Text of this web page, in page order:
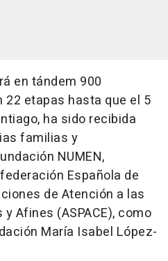
en tándem 900
etapas hasta que el 5
ha sido recibida
familias y
NUMEN,
Española de
de Atención a las
Afines (ASPACE), como
María Isabel López-